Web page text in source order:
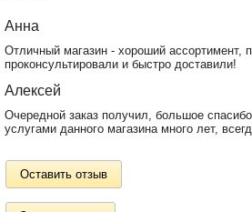
Анна
Отличный магазин - хороший ассортимент,
проконсультировали и быстро доставили!
Алексей
Очередной заказ получил, большое
услугами данного магазина много лет,
Оставить отзыв